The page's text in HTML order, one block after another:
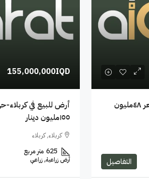
أرض للبيع في كربلاء-حي الامل(١٠٠م²) السعر ٤٨مليون
التفاصيل
155,000,000IQD
١٥٥مليون دينار
كربلاء, كربلاء
625 متر مربع
أرض زراعية, زراعي